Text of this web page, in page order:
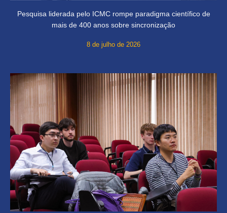
Pesquisa liderada pelo ICMC rompe paradigma científico de
mais de 400 anos sobre sincronização
8 de julho de 2026